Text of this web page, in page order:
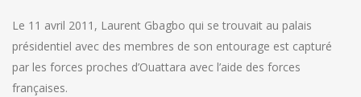
Le 11 avril 2011, Laurent Gbagbo qui se trouvait au palais
présidentiel avec des membres de son entourage est capturé
par les forces proches d’Ouattara avec l’aide des forces
françaises.